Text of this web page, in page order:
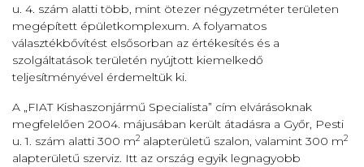
u. 4. szám alatti több, mint ötezer négyzetméter területen
megépített épületkomplexum. A folyamatos
választékbővítést elsősorban az értékesítés és a
szolgáltatások területén nyújtott kiemelkedő
teljesítményével érdemeltük ki.
A „FIAT Kishaszonjármű Specialista” cím elvárásoknak
megfelelően 2004. májusában került átadásra a Győr, Pesti
u. 1. szám alatti 300 m2 alapterületű szalon, valamint 300 m2
alapterületű szerviz. Itt az ország egyik legnagyobb